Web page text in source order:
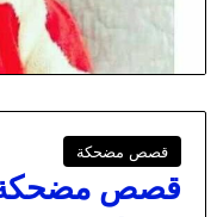
قصص مضحكة
قصص مضحكة